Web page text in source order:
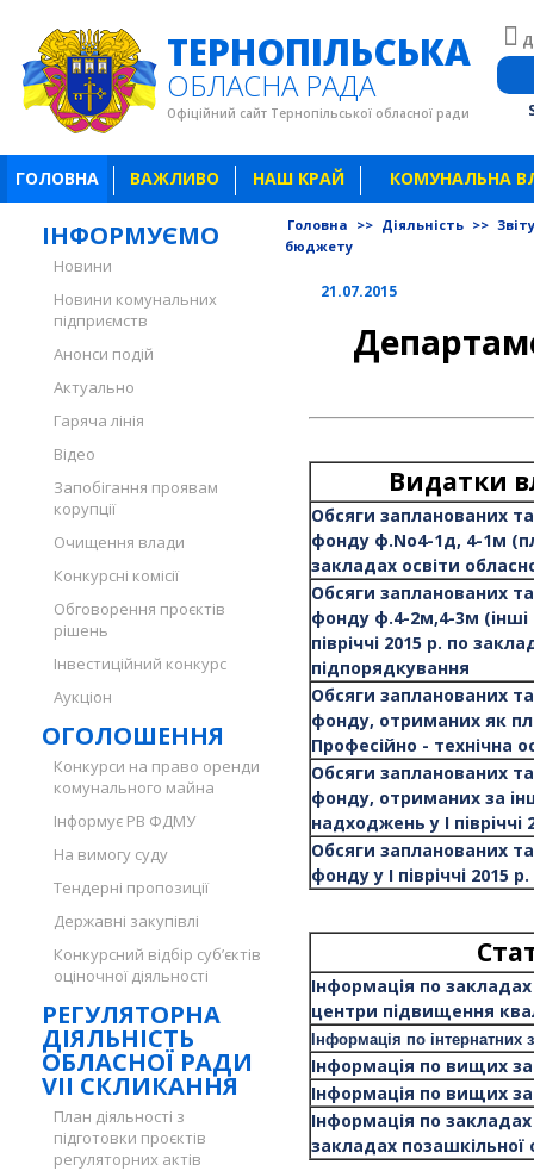
ТЕРНОПІЛЬСЬКА
ОБЛАСНА РАДА
Офіційний сайт Тернопільської обласної ради
ГОЛОВНА ВАЖЛИВО НАШ КРАЙ КОМУНАЛЬНА
ІНФОРМУЄМО
Новини
Новини комунальних
підприємств
Анонси подій
Актуально
Гаряча лінія
Відео
Запобігання проявам
корупції
Очищення влади
Конкурсні комісії
Обговорення проєктів
рішень
Інвестиційний конкурс
Аукціон
ОГОЛОШЕННЯ
Конкурси на право оренди
комунального майна
Інформує РВ ФДМУ
На вимогу суду
Тендерні пропозиції
Державні закупівлі
Конкурсний відбір суб’єктів
оціночної діяльності
РЕГУЛЯТОРНА
ДІЯЛЬНІСТЬ
ОБЛАСНОЇ РАДИ
VII СКЛИКАННЯ
План діяльності з
підготовки проєктів
регуляторних актів
Головна >> Діяльність >>
бюджету
21.07.2015
Видатки
Обсяги запланованих
фонду ф.No4-1д, 4-1м
закладах освіти
Обсяги запланованих
фонду ф.4-2м,4-3м
півріччі 2015 р. по
підпорядкування
Обсяги запланованих
фонду, отриманих як
Професійно - технічна
Обсяги запланованих
фонду, отриманих за
надходжень у І
Обсяги запланованих
фонду у І півріччі 2015
Інформація по
центри підвищення
Інформація по інтернатних
Інформація по вищих
Інформація по вищих
Інформація по
закладах позашкільної